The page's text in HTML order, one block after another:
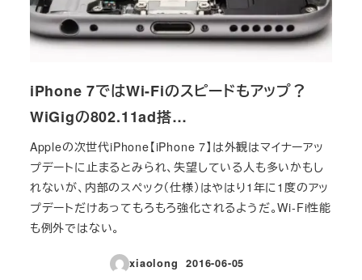
iPhone 7ではWi-Fiのスピードもアップ？
WiGigの802.11ad搭…
Appleの次世代iPhone【iPhone 7】は外観はマイナーアッ
プデートに止まるとみられ、失望している人も多いかもし
れないが、内部のスペック（仕様）はやはり1年に1度のアッ
プデートだけあってもろもろ強化されるようだ。Wi-Fi性能
も例外ではない。
xiaolong
投稿日
2016-06-05